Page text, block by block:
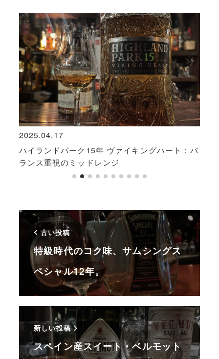
2025.04.17
ハイランドパーク15年 ヴァイキングハート：バ
ランス重視のミッドレンジ
古い投稿
特級時代のコク味、サムシングス
ペシャル12年。
新しい投稿
スペイン産スイート・ベルモット